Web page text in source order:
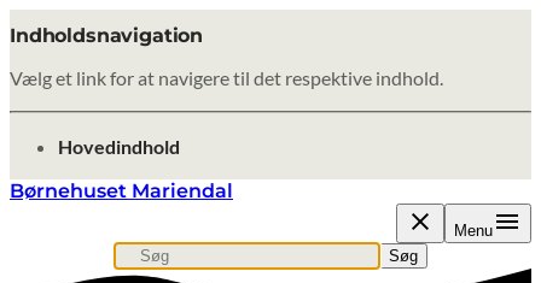
Indholdsnavigation
Vælg et link for at navigere til det respektive indhold.
gå til
Hovedindhold
Børnehuset Mariendal
Menu
Søg efter indhold, nyheder eller artikler
Søg